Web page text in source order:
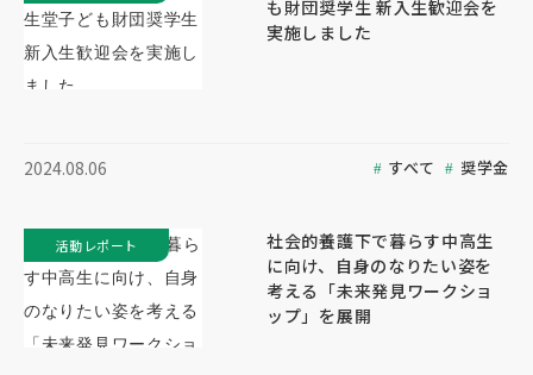
も財団奨学生 新入生歓迎会を
実施しました
2024.08.06 すべて 奨学金
社会的養護下で暮らす中高生
に向け、自身のなりたい姿を
考える「未来発見ワークショ
ップ」を展開
活動レポート